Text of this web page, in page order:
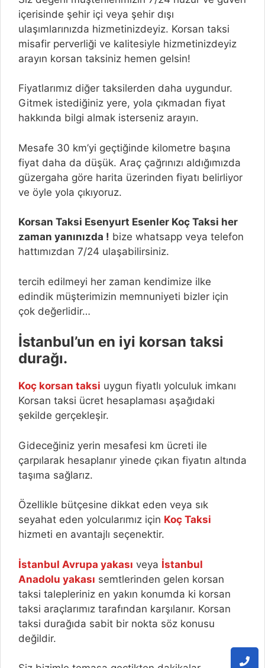
içerisinde şehir içi veya şehir dışı
ulaşımlarınızda hizmetinizdeyiz. Korsan taksi
misafir perverliği ve kalitesiyle hizmetinizdeyiz
arayın korsan taksiniz hemen gelsin!
Fiyatlarımız diğer taksilerden daha uygundur.
Gitmek istediğiniz yere, yola çıkmadan fiyat
hakkında bilgi almak isterseniz arayın.
Mesafe 30 km’yi geçtiğinde kilometre başına
fiyat daha da düşük. Araç çağrınızı aldığımızda
güzergaha göre harita üzerinden fiyatı belirliyor
ve öyle yola çıkıyoruz.
Korsan Taksi Esenyurt Esenler Koç Taksi her
zaman yanınızda ! bize whatsapp veya telefon
hattımızdan 7/24 ulaşabilirsiniz.
tercih edilmeyi her zaman kendimize ilke
edindik müşterimizin memnuniyeti bizler için
çok değerlidir…
İstanbul’un en iyi korsan taksi
durağı.
Koç korsan taksi uygun fiyatlı yolculuk imkanı
Korsan taksi ücret hesaplaması aşağıdaki
şekilde gerçekleşir.
Gideceğiniz yerin mesafesi km ücreti ile
çarpılarak hesaplanır yinede çıkan fiyatın altında
taşıma sağlarız.
Özellikle bütçesine dikkat eden veya sık
seyahat eden yolcularımız için Koç Taksi
hizmeti en avantajlı seçenektir.
İstanbul Avrupa yakası veya İstanbul
Anadolu yakası semtlerinden gelen korsan
taksi talepleriniz en yakın konumda ki korsan
taksi araçlarımız tarafından karşılanır. Korsan
taksi durağıda sabit bir nokta söz konusu
değildir.